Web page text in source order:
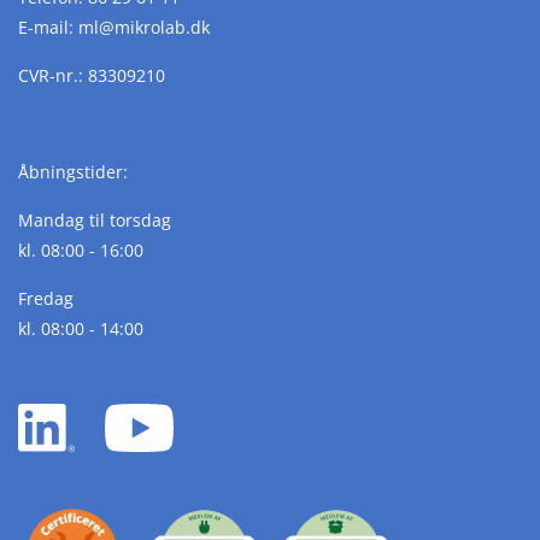
E-mail: ml@mikrolab.dk
CVR-nr.: 83309210
Åbningstider:
Mandag til torsdag
kl. 08:00 - 16:00
Fredag
kl. 08:00 - 14:00
LinkedIn
white
YouTube
white